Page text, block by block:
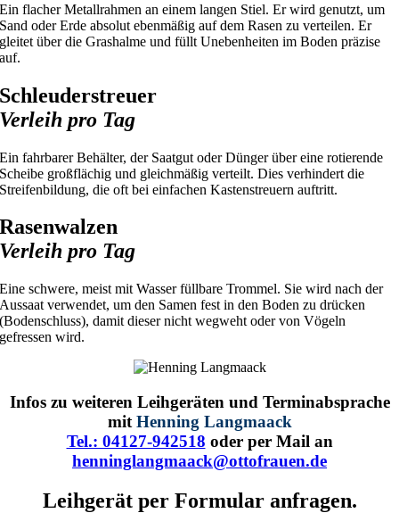
Ein flacher Metallrahmen an einem langen Stiel. Er wird genutzt, um
Sand oder Erde absolut ebenmäßig auf dem Rasen zu verteilen. Er
gleitet über die Grashalme und füllt Unebenheiten im Boden präzise
auf.
Schleuderstreuer
Verleih pro Tag
Ein fahrbarer Behälter, der Saatgut oder Dünger über eine rotierende
Scheibe großflächig und gleichmäßig verteilt. Dies verhindert die
Streifenbildung, die oft bei einfachen Kastenstreuern auftritt.
Rasenwalzen
Verleih pro Tag
Eine schwere, meist mit Wasser füllbare Trommel. Sie wird nach der
Aussaat verwendet, um den Samen fest in den Boden zu drücken
(Bodenschluss), damit dieser nicht wegweht oder von Vögeln
gefressen wird.
Infos zu weiteren Leihgeräten und Terminabsprache
mit Henning Langmaack
Tel.: 04127-942518 oder per Mail an
henninglangmaack@ottofrauen.de
Leihgerät per Formular anfragen.